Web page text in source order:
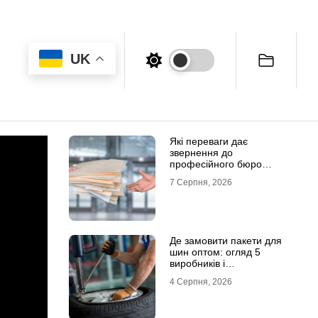
UK
Які переваги дає
звернення до
професійного бюро
7 Серпня, 2026
Де замовити пакети для
шин оптом: огляд 5
виробників і
4 Серпня, 2026